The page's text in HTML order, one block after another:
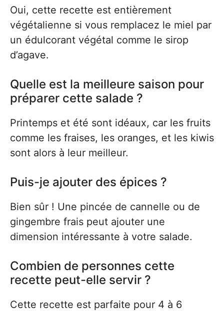
Oui, cette recette est entièrement
végétalienne si vous remplacez le miel par
un édulcorant végétal comme le sirop
d’agave.
Quelle est la meilleure saison pour
préparer cette salade ?
Printemps et été sont idéaux, car les fruits
comme les fraises, les oranges, et les kiwis
sont alors à leur meilleur.
Puis-je ajouter des épices ?
Bien sûr ! Une pincée de cannelle ou de
gingembre frais peut ajouter une
dimension intéressante à votre salade.
Combien de personnes cette
recette peut-elle servir ?
Cette recette est parfaite pour 4 à 6